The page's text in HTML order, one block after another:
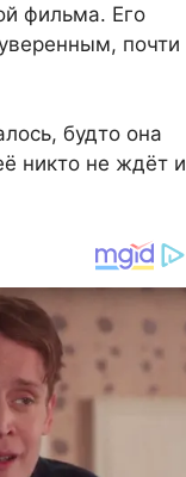
фильма. Его
почти
будто она
никто не ждёт и